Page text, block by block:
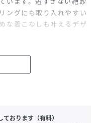
ングにも取り入れやすい
な着こなしも叶えるデザ
、しかし夏でも涼しい素
ブラックは落ち感ある素
す。
おります（有料）